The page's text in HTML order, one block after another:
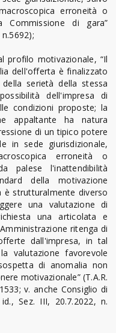
erroneità o
Commissione di gara”
profilo motivazionale, “Il
dell'offerta è finalizzato
serietà della stessa
dell'impresa di
condizioni proposte; la
appaltante ha natura
di un tipico potere
in sede giurisdizionale,
erroneità o
palese l'inattendibilità
della motivazione
è strutturalmente diverso
una valutazione di
una articolata e
ritenga di
dall'impresa, in tal
valutazione favorevole
di anomalia non
motivazionale” (T.A.R.
v. anche Consiglio di
Sez. III, 20.7.2022, n.